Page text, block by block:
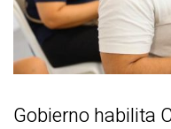
Gobierno habilita